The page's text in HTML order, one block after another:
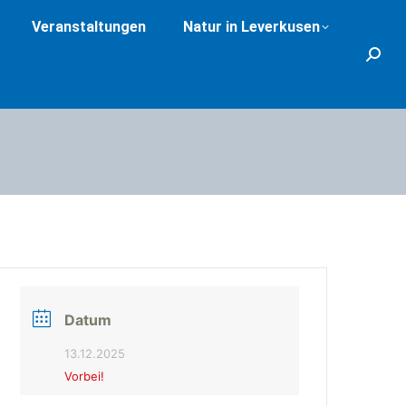
Veranstaltungen Natur in Leverkusen
Datum
13.12.2025
Vorbei!